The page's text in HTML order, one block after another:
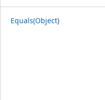
Equals(Object)